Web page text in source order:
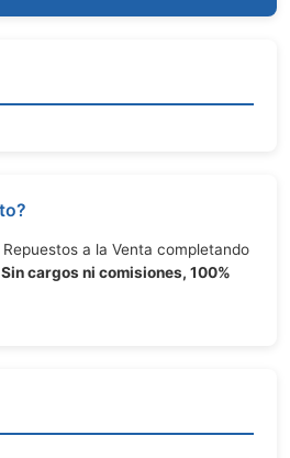
a la Venta completando
Sin cargos ni comisiones, 100%